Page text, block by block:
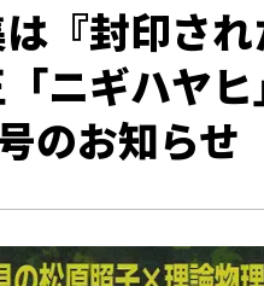
『封印さ
「ニギハヤ
のお知らせ